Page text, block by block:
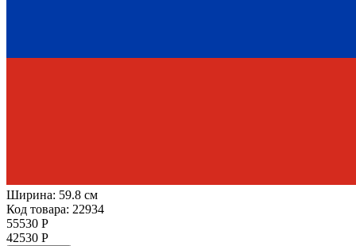
Ширина: 59.8 см
Код товара: 22934
55530 Р
42530 Р